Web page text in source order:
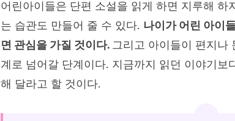
어린아이들은 단편 소설을 읽게 하면 지루해 하
는 습관도 만들어 줄 수 있다. 나이가 어린 아이
면 관심을 가질 것이다. 그리고 아이들이 편지나
계로 넘어갈 단계이다. 지금까지 읽던 이야기보
해 달라고 할 것이다.